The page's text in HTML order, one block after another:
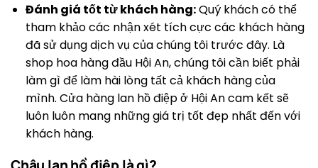
Đánh giá tốt từ khách hàng:Quý khách có thể
tham khảo các nhận xét tích cực các khách hàng
đã sử dụng dịch vụ của chúng tôi trước đây. Là
shop hoa hàng đầu Hội An, chúng tôi cần biết phải
làm gì để làm hài lòng tất cả khách hàng của
mình. Cửa hàng lan hồ điệp ở Hội An cam kết sẽ
luôn luôn mang những giá trị tốt đẹp nhất đến với
khách hàng.